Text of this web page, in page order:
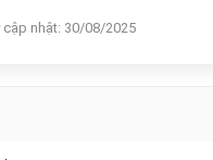
cập nhật: 30/08/2025